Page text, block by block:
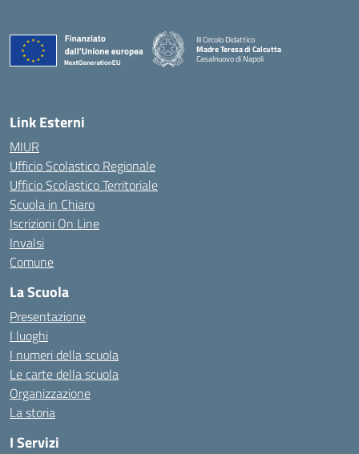
III Circolo Didattico
Madre Teresa di Calcutta
Casalnuovo di Napoli
— Visita la pagina iniziale della scuola
Link Esterni
MIUR
Ufficio Scolastico Regionale
Ufficio Scolastico Territoriale
Scuola in Chiaro
Iscrizioni On Line
Invalsi
Comune
La Scuola
Presentazione
I luoghi
I numeri della scuola
Le carte della scuola
Organizzazione
La storia
I Servizi